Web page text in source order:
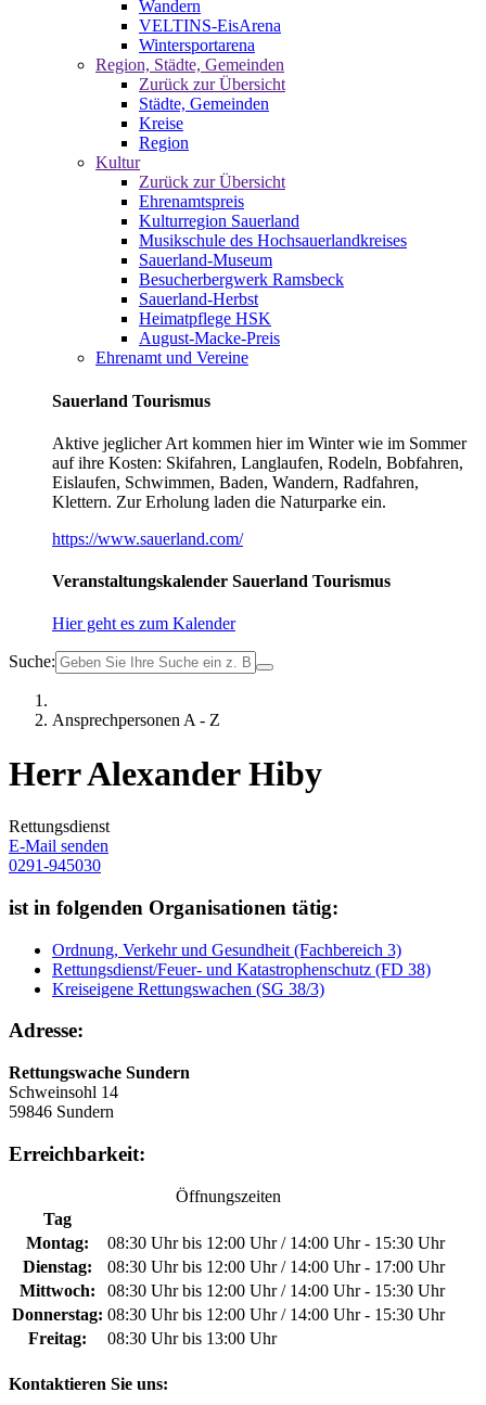
Wandern
VELTINS-EisArena
Wintersportarena
Region, Städte, Gemeinden
Zurück zur Übersicht
Städte, Gemeinden
Kreise
Region
Kultur
Zurück zur Übersicht
Ehrenamtspreis
Kulturregion Sauerland
Musikschule des Hochsauerlandkreises
Sauerland-Museum
Besucherbergwerk Ramsbeck
Sauerland-Herbst
Heimatpflege HSK
August-Macke-Preis
Ehrenamt und Vereine
Sauerland Tourismus
Aktive jeglicher Art kommen hier im Winter wie im Sommer
auf ihre Kosten: Skifahren, Langlaufen, Rodeln, Bobfahren,
Eislaufen, Schwimmen, Baden, Wandern, Radfahren,
Klettern. Zur Erholung laden die Naturparke ein.
https://www.sauerland.com/
Veranstaltungskalender Sauerland Tourismus
Hier geht es zum Kalender
Suche:
Ansprechpersonen A - Z
Herr Alexander Hiby
Rettungsdienst
E-Mail senden
0291-945030
ist in folgenden Organisationen tätig:
Ordnung, Verkehr und Gesundheit (Fachbereich 3)
Rettungsdienst/Feuer- und Katastrophenschutz (FD 38)
Kreiseigene Rettungswachen (SG 38/3)
Adresse:
Rettungswache Sundern
Schweinsohl 14
59846 Sundern
Erreichbarkeit:
Öffnungszeiten
Tag
Montag:
08:30 Uhr bis 12:00 Uhr / 14:00 Uhr - 15:30 Uhr
Dienstag:
08:30 Uhr bis 12:00 Uhr / 14:00 Uhr - 17:00 Uhr
Mittwoch:
08:30 Uhr bis 12:00 Uhr / 14:00 Uhr - 15:30 Uhr
Donnerstag: 08:30 Uhr bis 12:00 Uhr / 14:00 Uhr - 15:30 Uhr
Freitag:
08:30 Uhr bis 13:00 Uhr
Kontaktieren Sie uns: